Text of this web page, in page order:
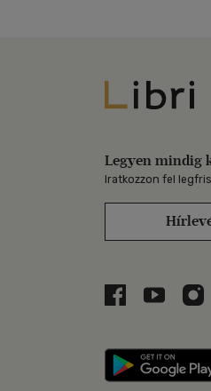
Legyen mindig
Iratkozzon fel
Libri aLibri a